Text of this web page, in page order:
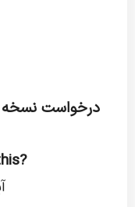
درخواست نسخه